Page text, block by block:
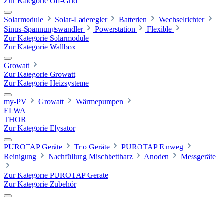
Solarmodule Solar-Laderegler Batterien
Wechselrichter
Sinus-Spannungswandler
Powerstation
Flexible
Zur Kategorie Solarmodule
Zur Kategorie Wallbox
Growatt
Zur Kategorie Growatt
Zur Kategorie Heizsysteme
my-PV Growatt
Wärmepumpen
ELWA
THOR
Zur Kategorie Elysator
PUROTAP Geräte Trio Geräte
PUROTAP Einweg
Reinigung
Nachfüllung Mischbettharz Anoden Messgeräte
Zur Kategorie PUROTAP Geräte
Zur Kategorie Zubehör